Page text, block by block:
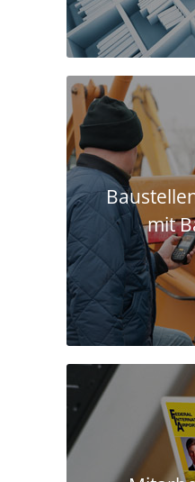
mit